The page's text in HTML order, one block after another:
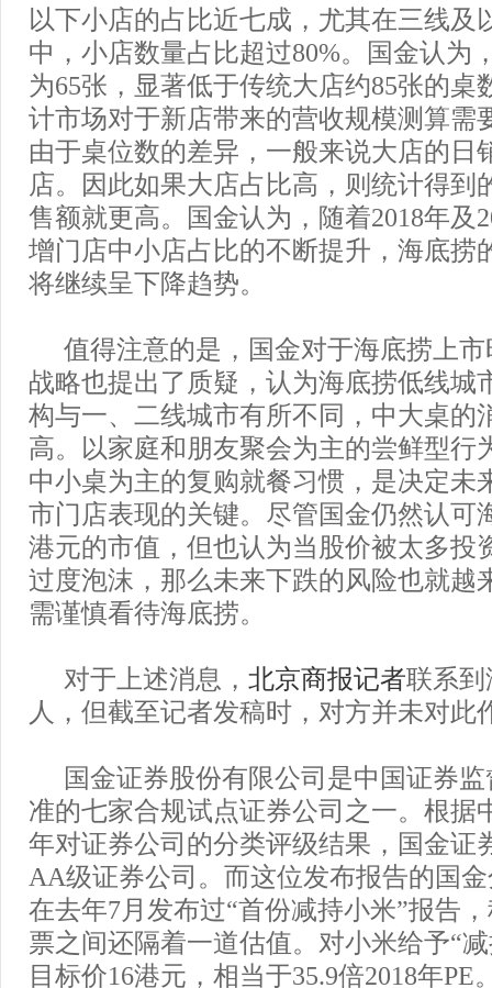
以下小店的占比近七成，尤其在三线及
中，小店数量占比超过80%。国金认为
为65张，显著低于传统大店约85张的桌
计市场对于新店带来的营收规模测算需
由于桌位数的差异，一般来说大店的日
店。因此如果大店占比高，则统计得到
售额就更高。国金认为，随着2018年及
增门店中小店占比的不断提升，海底捞
将继续呈下降趋势。
值得注意的是，国金对于海底捞上
战略也提出了质疑，认为海底捞低线城
构与一、二线城市有所不同，中大桌的
高。以家庭和朋友聚会为主的尝鲜型行
中小桌为主的复购就餐习惯，是决定未
市门店表现的关键。尽管国金仍然认可
港元的市值，但也认为当股价被太多投
过度泡沫，那么未来下跌的风险也就越
需谨慎看待海底捞。
对于上述消息， 北京商报记者联系到
人，但截至记者发稿时，对方并未对此
国金证券股份有限公司是中国证券
准的七家合规试点证券公司之一。根据
年对证券公司的分类评级结果，国金证
AA级证券公司。而这位发布报告的国
在去年7月发布过“首份减持小米”报告
票之间还隔着一道估值。对小米给予“
目标价16港元，相当于35.9倍2018年PE